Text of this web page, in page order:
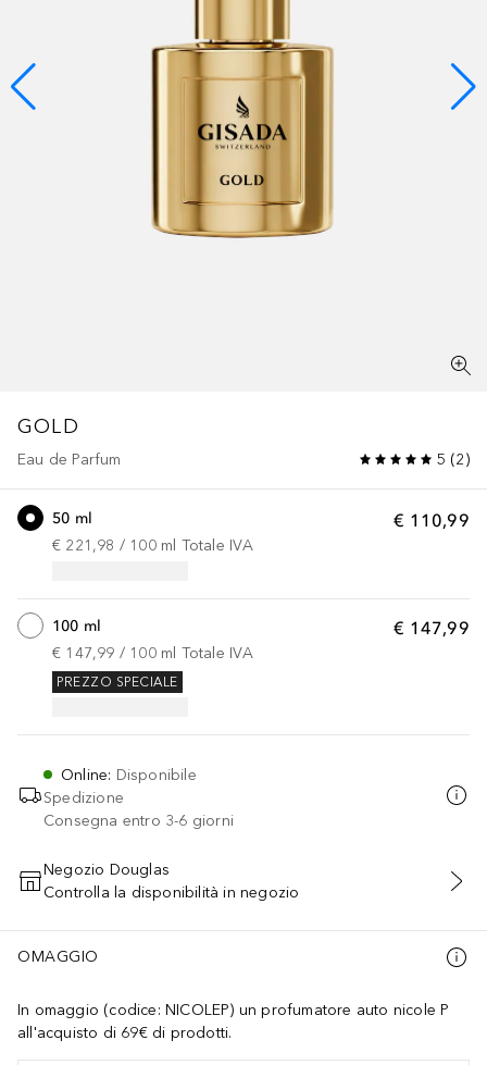
GOLD
Eau de Parfum 5 (2)
€ 110,99
50 ml
€ 221,98 / 100 ml Totale IVA
€ 147,99
100 ml
€ 147,99 / 100 ml Totale IVA
PREZZO SPECIALE
Online: Disponibile
Spedizione
Consegna entro 3-6 giorni
AGGIUNGI AL CARRELLO
Negozio Douglas
Controlla la disponibilità in negozio
OMAGGIO
In omaggio (codice: NICOLEP) un profumatore auto nicole P
all'acquisto di 69€ di prodotti.